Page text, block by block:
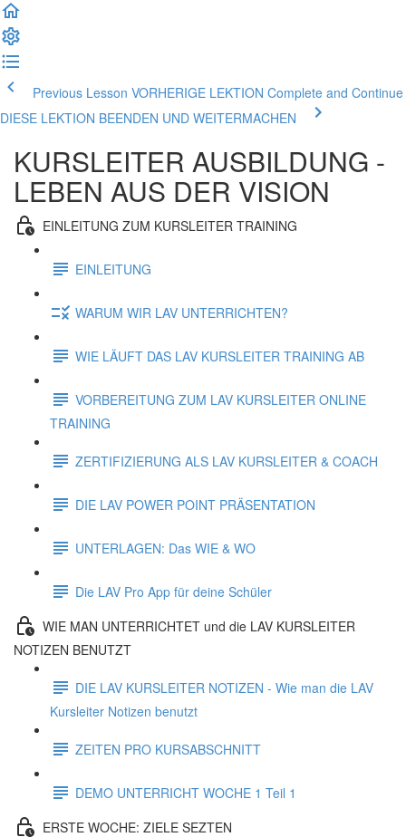
Previous Lesson VORHERIGE LEKTION Complete and Continue
DIESE LEKTION BEENDEN UND WEITERMACHEN
KURSLEITER AUSBILDUNG -
LEBEN AUS DER VISION
EINLEITUNG ZUM KURSLEITER TRAINING
EINLEITUNG
WARUM WIR LAV UNTERRICHTEN?
WIE LÄUFT DAS LAV KURSLEITER TRAINING AB
VORBEREITUNG ZUM LAV KURSLEITER ONLINE
TRAINING
ZERTIFIZIERUNG ALS LAV KURSLEITER & COACH
DIE LAV POWER POINT PRÄSENTATION
UNTERLAGEN: Das WIE & WO
Die LAV Pro App für deine Schüler
WIE MAN UNTERRICHTET und die LAV KURSLEITER
NOTIZEN BENUTZT
DIE LAV KURSLEITER NOTIZEN - Wie man die LAV
Kursleiter Notizen benutzt
ZEITEN PRO KURSABSCHNITT
DEMO UNTERRICHT WOCHE 1 Teil 1
ERSTE WOCHE: ZIELE SEZTEN